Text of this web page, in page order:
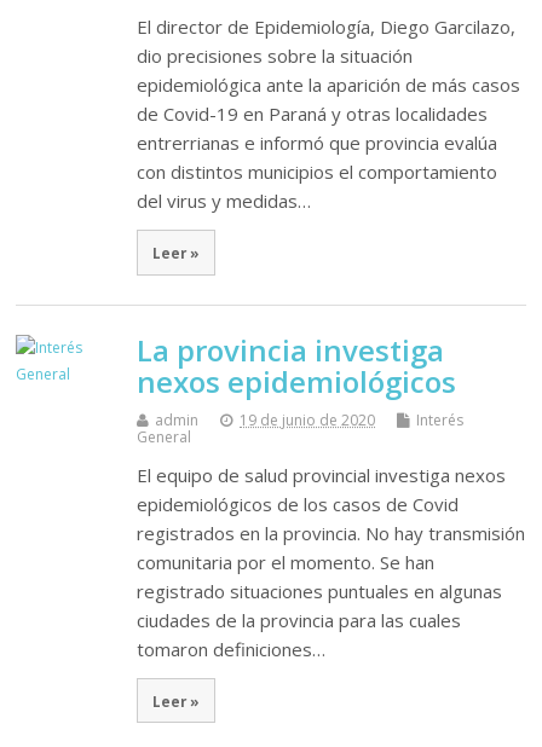
El director de Epidemiología, Diego Garcilazo,
dio precisiones sobre la situación
epidemiológica ante la aparición de más casos
de Covid-19 en Paraná y otras localidades
entrerrianas e informó que provincia evalúa
con distintos municipios el comportamiento
del virus y medidas…
Leer »
La provincia investiga
nexos epidemiológicos
admin 19 de junio de 2020
Interés
General
El equipo de salud provincial investiga nexos
epidemiológicos de los casos de Covid
registrados en la provincia. No hay transmisión
comunitaria por el momento. Se han
registrado situaciones puntuales en algunas
ciudades de la provincia para las cuales
tomaron definiciones…
Leer »